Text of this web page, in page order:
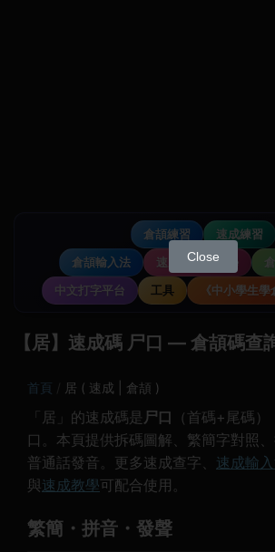
倉頡練習
速成練習
倉頡輸入法
速成輸入法教學
中文打字平台
工具 《中小學生
【居】速成碼 尸口 — 倉頡碼查
首頁 居 ( 速成 | 倉頡 )
「居」的速成碼是 尸口 （首碼+尾碼
口。本頁提供拆碼圖解、繁簡字對照、
普通話發音。更多速成查字、 速成輸
與速成教學可配合使用。
繁簡・拼音・發聲
Close